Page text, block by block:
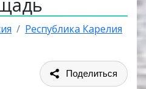
Республика Карелия
Поделиться